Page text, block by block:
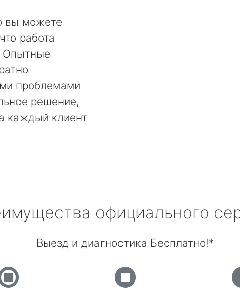
вы можете
работа
Опытные
проблемами
решение,
каждый клиент
официального
Выезд и диагностика Бесплатно!*